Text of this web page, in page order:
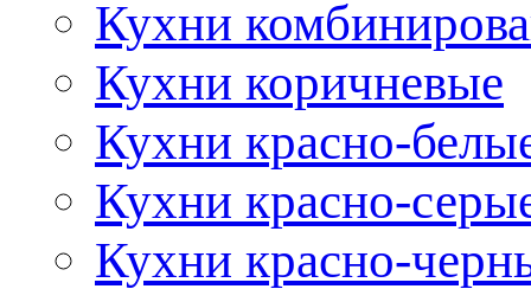
Кухни
Кухни коричневые
Кухни красно-
Кухни красно-
Кухни красно-